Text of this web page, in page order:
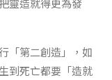
靈造就得更為發
「第二創造」，如
到死亡都要「造就